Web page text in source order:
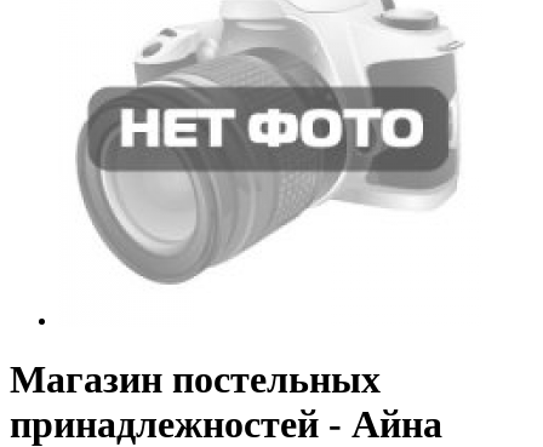
Магазин постельных
принадлежностей - Айна